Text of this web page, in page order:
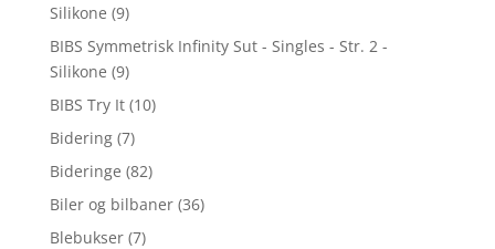
Silikone (9)
BIBS Symmetrisk Infinity Sut - Singles - Str. 2 -
Silikone (9)
BIBS Try It (10)
Bidering (7)
Bideringe (82)
Biler og bilbaner (36)
Blebukser (7)